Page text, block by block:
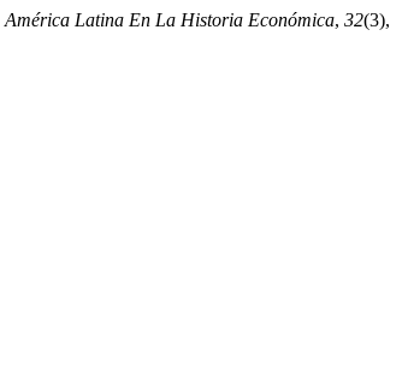
América Latina En La Historia Económica, 32(3),